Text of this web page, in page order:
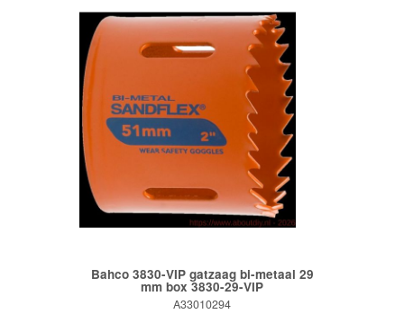
Bahco 3830-VIP gatzaag bi-metaal 29
mm box 3830-29-VIP
A33010294